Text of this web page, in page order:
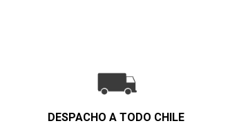
DESPACHO A TODO CHILE